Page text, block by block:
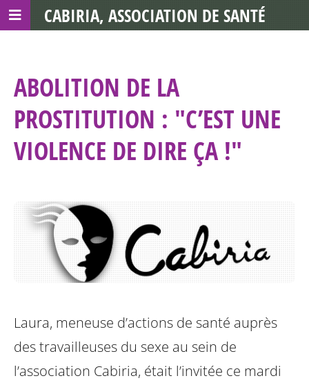
ABOLITION DE LA
PROSTITUTION : "C’EST UNE
VIOLENCE DE DIRE ÇA !"
Laura, meneuse d’actions de santé auprès
des travailleuses du sexe au sein de
l’association Cabiria, était l’invitée ce mardi
CABIRIA, ASSOCIATION DE SANTÉ